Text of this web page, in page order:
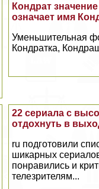
Кондрат
означает имя
Уменьшительная
Кондратка,
22 сериала с
отдохнуть в
ru подготовили
шикарных
понравились и
телезрителям...